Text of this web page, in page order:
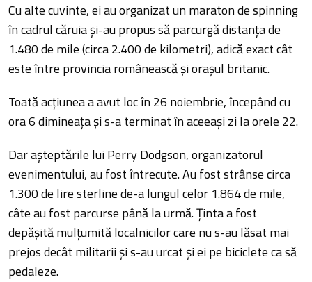
Cu alte cuvinte, ei au organizat un maraton de spinning
în cadrul căruia și-au propus să parcurgă distanța de
1.480 de mile (circa 2.400 de kilometri), adică exact cât
este între provincia românească și orașul britanic.
Toată acțiunea a avut loc în 26 noiembrie, începând cu
ora 6 dimineața și s-a terminat în aceeași zi la orele 22.
Dar așteptările lui Perry Dodgson, organizatorul
evenimentului, au fost întrecute. Au fost strânse circa
1.300 de lire sterline de-a lungul celor 1.864 de mile,
câte au fost parcurse până la urmă. Ținta a fost
depășită mulțumită localnicilor care nu s-au lăsat mai
prejos decât militarii și s-au urcat și ei pe biciclete ca să
pedaleze.